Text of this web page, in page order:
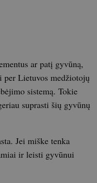
ar patį gyvūną,
per Lietuvos medžiotojų
sistemą. Tokie
suprasti šių gyvūnų
Jei miške tenka
ir leisti gyvūnui